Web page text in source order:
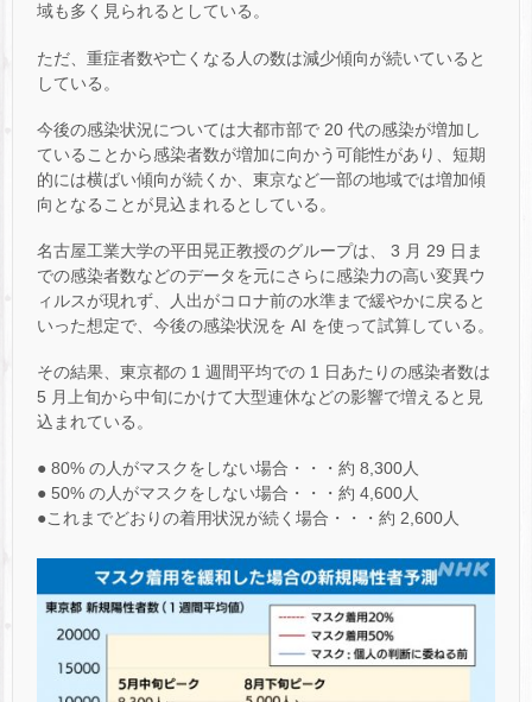
域も多く見られるとしている。
ただ、重症者数や亡くなる人の数は減少傾向が続いていると
している。
今後の感染状況については大都市部で 20 代の感染が増加し
ていることから感染者数が増加に向かう可能性があり、短期
的には横ばい傾向が続くか、東京など一部の地域では増加傾
向となることが見込まれるとしている。
名古屋工業大学の平田晃正教授のグループは、 3 月 29 日ま
での感染者数などのデータを元にさらに感染力の高い変異ウ
ィルスが現れず、人出がコロナ前の水準まで緩やかに戻ると
いった想定で、今後の感染状況を AI を使って試算している。
その結果、東京都の 1 週間平均での 1 日あたりの感染者数は
5 月上旬から中旬にかけて大型連休などの影響で増えると見
込まれている。
● 80% の人がマスクをしない場合・・・約 8,300人
● 50% の人がマスクをしない場合・・・約 4,600人
●これまでどおりの着用状況が続く場合・・・約 2,600人